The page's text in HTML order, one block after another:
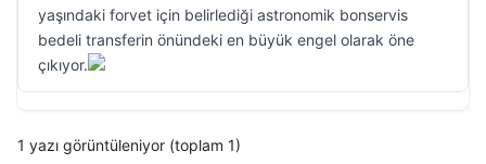
yaşındaki forvet için belirlediği astronomik bonservis
bedeli transferin önündeki en büyük engel olarak öne
çıkıyor.
1 yazı görüntüleniyor (toplam 1)